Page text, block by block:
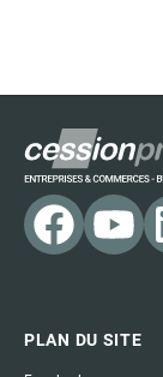
PLAN DU SITE